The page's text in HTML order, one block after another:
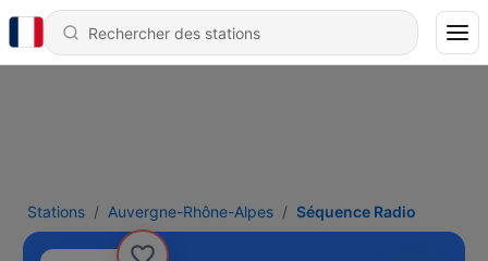
Stations Auvergne-Rhône-Alpes Séquence Radio